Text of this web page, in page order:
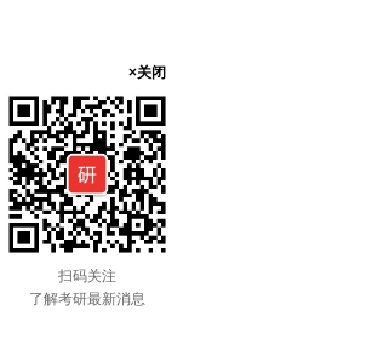
×关闭
扫码关注
了解考研最新消息